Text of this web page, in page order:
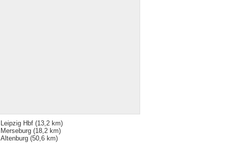
Leipzig Hbf (13,2 km)
Merseburg (18,2 km)
Altenburg (50,6 km)